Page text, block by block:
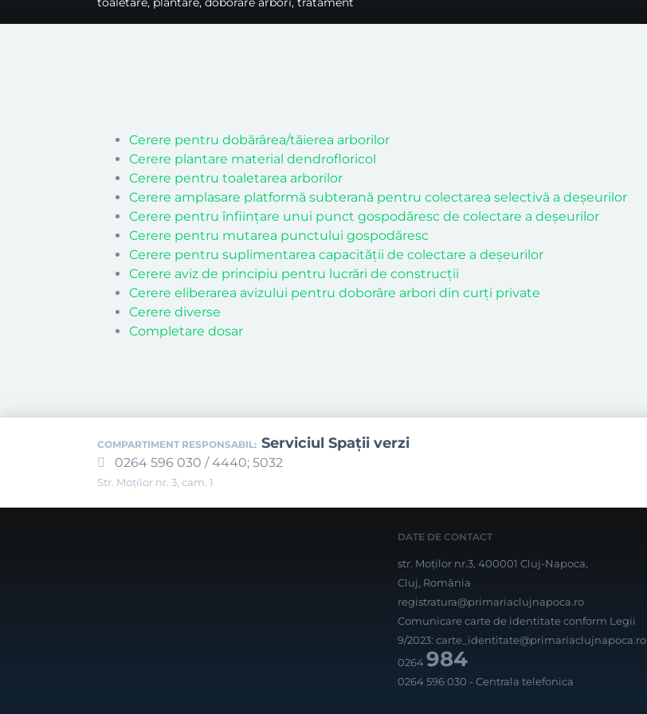
Cerere pentru dobărârea/tăierea arborilor
Cerere plantare material dendrofloricol
Cerere pentru toaletarea arborilor
Cerere amplasare platformă subterană pentru colectarea selectivă a deșeurilor
Cerere pentru înființare unui punct gospodăresc de colectare a deșeurilor
Cerere pentru mutarea punctului gospodăresc
Cerere pentru suplimentarea capacității de colectare a deșeurilor
Cerere aviz de principiu pentru lucrări de construcții
Cerere eliberarea avizului pentru doborâre arbori din curți private
Cerere diverse
Completare dosar
COMPARTIMENT RESPONSABIL: Serviciul Spaţii verzi
0264 596 030 / 4440; 5032
Str. Moţilor nr. 3, cam. 1
DATE DE CONTACT
str. Moților nr.3, 400001 Cluj-Napoca,
Cluj, România
registratura@primariaclujnapoca.ro
Comunicare carte de identitate conform Legii
9/2023: carte_identitate@primariaclujnapoca.ro
0264984
0264 596 030 - Centrala telefonica